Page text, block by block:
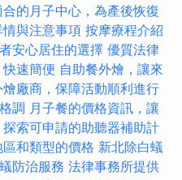
的月子中心，為產後恢復
與注意事項 按摩療程介紹
安心居住的選擇 優質法律
速簡便 自助餐外燴，讓來
廠商，保障活動順利進行
調 月子餐的價格資訊，讓
索可申請的助聽器補助計
和類型的價格 新北除白蟻
防治服務 法律事務所提供